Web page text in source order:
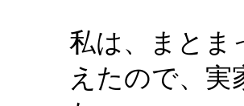
私は、まとま
えたので、実